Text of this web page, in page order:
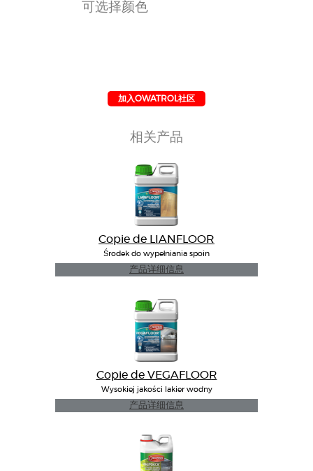
可选择颜色
加入OWATROL社区
相关产品
Copie de LIANFLOOR
Środek do wypełniania spoin
产品详细信息
Copie de VEGAFLOOR
Wysokiej jakości lakier wodny
产品详细信息